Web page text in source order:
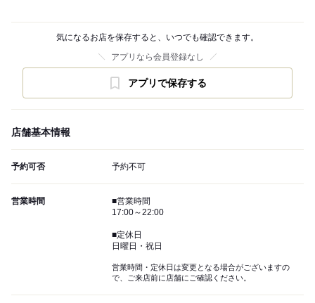
気になるお店を保存すると、いつでも確認できます。
アプリなら会員登録なし
アプリで保存する
店舗基本情報
予約可否 予約不可
営業時間
■営業時間
17:00～22:00
■定休日
日曜日・祝日
営業時間・定休日は変更となる場合がございますの
で、ご来店前に店舗にご確認ください。